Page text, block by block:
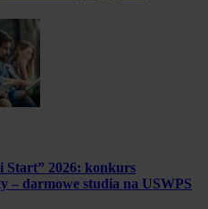
Start” 2026: konkurs
– darmowe studia na USWPS